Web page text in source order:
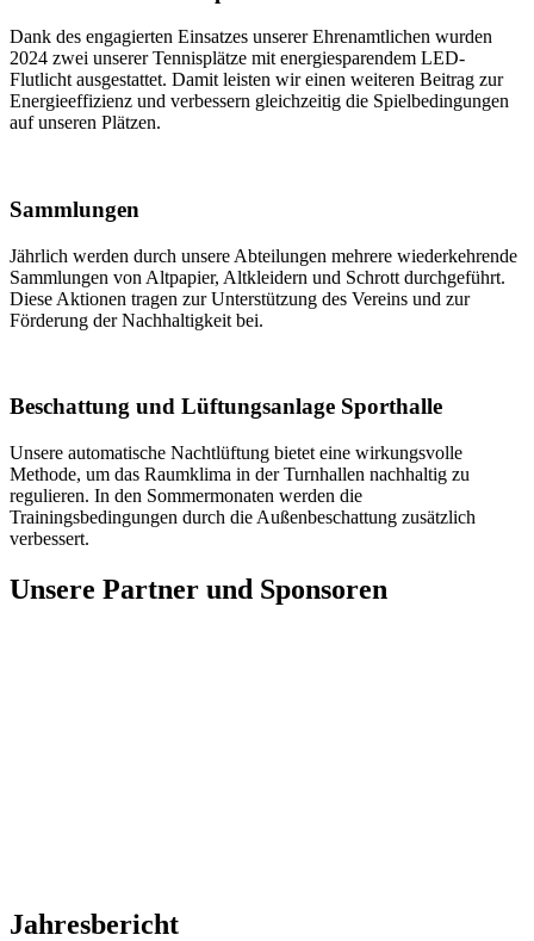
Dank des engagierten Einsatzes unserer Ehrenamtlichen wurden
2024 zwei unserer Tennisplätze mit energiesparendem LED-
Flutlicht ausgestattet. Damit leisten wir einen weiteren Beitrag zur
Energieeffizienz und verbessern gleichzeitig die Spielbedingungen
auf unseren Plätzen.
Sammlungen
Jährlich werden durch unsere Abteilungen mehrere wiederkehrende
Sammlungen von Altpapier, Altkleidern und Schrott durchgeführt.
Diese Aktionen tragen zur Unterstützung des Vereins und zur
Förderung der Nachhaltigkeit bei.
Beschattung und Lüftungsanlage Sporthalle
Unsere automatische Nachtlüftung bietet eine wirkungsvolle
Methode, um das Raumklima in der Turnhallen nachhaltig zu
regulieren. In den Sommermonaten werden die
Trainingsbedingungen durch die Außenbeschattung zusätzlich
verbessert.
Unsere Partner und Sponsoren
Jahresbericht